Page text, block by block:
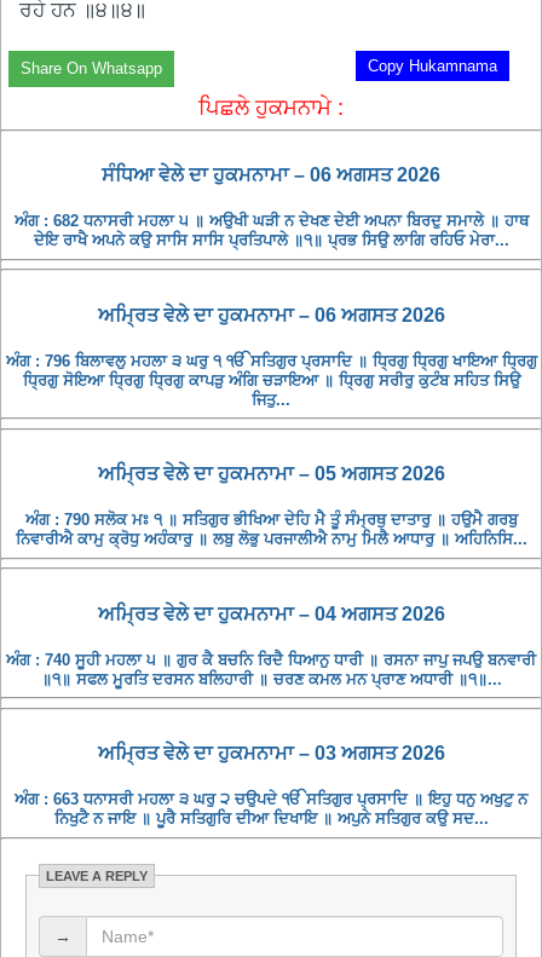
ਰਹੇ ਹਨ ॥੪॥੪॥
Copy Hukamnama
Share On Whatsapp
ਪਿਛਲੇ ਹੁਕਮਨਾਮੇ :
ਸੰਧਿਆ ਵੇਲੇ ਦਾ ਹੁਕਮਨਾਮਾ – 06 ਅਗਸਤ 2026
ਅੰਗ : 682 ਧਨਾਸਰੀ ਮਹਲਾ ੫ ॥ ਅਉਖੀ ਘੜੀ ਨ ਦੇਖਣ ਦੇਈ ਅਪਨਾ ਬਿਰਦੁ ਸਮਾਲੇ ॥ ਹਾਥ
ਦੇਇ ਰਾਖੈ ਅਪਨੇ ਕਉ ਸਾਸਿ ਸਾਸਿ ਪ੍ਰਤਿਪਾਲੇ ॥੧॥ ਪ੍ਰਭ ਸਿਉ ਲਾਗਿ ਰਹਿਓ ਮੇਰਾ...
ਅਮ੍ਰਿਤ ਵੇਲੇ ਦਾ ਹੁਕਮਨਾਮਾ – 06 ਅਗਸਤ 2026
ਅੰਗ : 796 ਬਿਲਾਵਲੁ ਮਹਲਾ ੩ ਘਰੁ ੧ ੴ ਸਤਿਗੁਰ ਪ੍ਰਸਾਦਿ ॥ ਧ੍ਰਿਗੁ ਧ੍ਰਿਗੁ ਖਾਇਆ ਧ੍ਰਿਗੁ
ਧ੍ਰਿਗੁ ਸੋਇਆ ਧ੍ਰਿਗੁ ਧ੍ਰਿਗੁ ਕਾਪੜੁ ਅੰਗਿ ਚੜਾਇਆ ॥ ਧ੍ਰਿਗੁ ਸਰੀਰੁ ਕੁਟੰਬ ਸਹਿਤ ਸਿਉ
ਜਿਤੁ...
ਅਮ੍ਰਿਤ ਵੇਲੇ ਦਾ ਹੁਕਮਨਾਮਾ – 05 ਅਗਸਤ 2026
ਅੰਗ : 790 ਸਲੋਕ ਮਃ ੧ ॥ ਸਤਿਗੁਰ ਭੀਖਿਆ ਦੇਹਿ ਮੈ ਤੂੰ ਸੰਮ੍ਰਥੁ ਦਾਤਾਰੁ ॥ ਹਉਮੈ ਗਰਬੁ
ਨਿਵਾਰੀਐ ਕਾਮੁ ਕ੍ਰੋਧੁ ਅਹੰਕਾਰੁ ॥ ਲਬੁ ਲੋਭੁ ਪਰਜਾਲੀਐ ਨਾਮੁ ਮਿਲੈ ਆਧਾਰੁ ॥ ਅਹਿਨਿਸਿ...
ਅਮ੍ਰਿਤ ਵੇਲੇ ਦਾ ਹੁਕਮਨਾਮਾ – 04 ਅਗਸਤ 2026
ਅੰਗ : 740 ਸੂਹੀ ਮਹਲਾ ੫ ॥ ਗੁਰ ਕੈ ਬਚਨਿ ਰਿਦੈ ਧਿਆਨੁ ਧਾਰੀ ॥ ਰਸਨਾ ਜਾਪੁ ਜਪਉ ਬਨਵਾਰੀ
॥੧॥ ਸਫਲ ਮੂਰਤਿ ਦਰਸਨ ਬਲਿਹਾਰੀ ॥ ਚਰਣ ਕਮਲ ਮਨ ਪ੍ਰਾਣ ਅਧਾਰੀ ॥੧॥...
ਅਮ੍ਰਿਤ ਵੇਲੇ ਦਾ ਹੁਕਮਨਾਮਾ – 03 ਅਗਸਤ 2026
ਅੰਗ : 663 ਧਨਾਸਰੀ ਮਹਲਾ ੩ ਘਰੁ ੨ ਚਉਪਦੇ ੴ ਸਤਿਗੁਰ ਪ੍ਰਸਾਦਿ ॥ ਇਹੁ ਧਨੁ ਅਖੁਟੁ ਨ
ਨਿਖੁਟੈ ਨ ਜਾਇ ॥ ਪੂਰੈ ਸਤਿਗੁਰਿ ਦੀਆ ਦਿਖਾਇ ॥ ਅਪੁਨੇ ਸਤਿਗੁਰ ਕਉ ਸਦ...
LEAVE A REPLY
→